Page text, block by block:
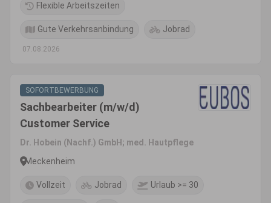
Flexible Arbeitszeiten
Gute Verkehrsanbindung Jobrad
07.08.2026
SOFORTBEWERBUNG
Sachbearbeiter (m/w/d)
Customer Service
Dr. Hobein (Nachf.) GmbH; med. Hautpflege
Meckenheim
Vollzeit Jobrad Urlaub >= 30